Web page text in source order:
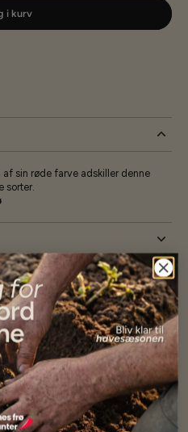
i kurv
sin røde farve adskiller denne
sorter.
siger...